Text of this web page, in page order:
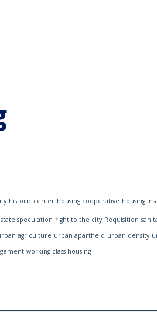
historic center housing cooperative housing
speculation right to the city Réquisition
agriculture urban apartheid urban density
working-class housing